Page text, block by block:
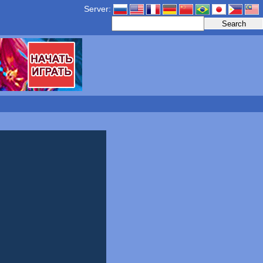
Server: